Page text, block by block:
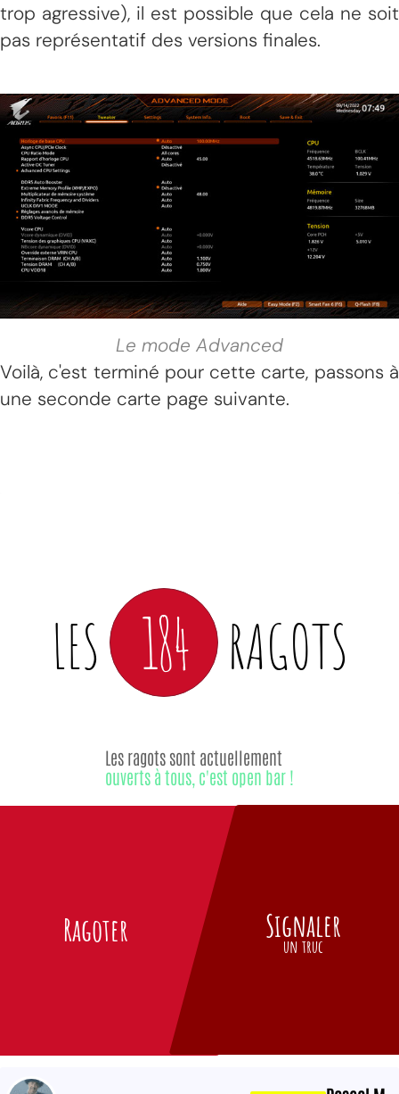
trop agressive), il est possible que cela ne soit
pas représentatif des versions finales.
Le mode Advanced
Voilà, c'est terminé pour cette carte, passons à
une seconde carte page suivante.
LES 184 RAGOTS
Ragoter
Les ragots sont actuellement
ouverts à tous, c'est open bar !
Signaler
un truc